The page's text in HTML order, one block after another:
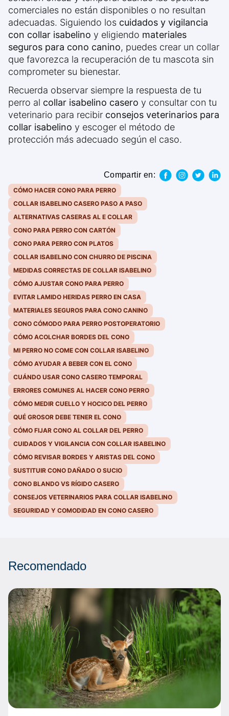
comerciales no están disponibles o no resultan
adecuadas. Siguiendo los cuidados y vigilancia
con collar isabelino y eligiendo materiales
seguros para cono canino, puedes crear un collar
que favorezca la recuperación de tu mascota sin
comprometer su bienestar.
Recuerda observar siempre la respuesta de tu
perro al collar isabelino casero y consultar con tu
veterinario para recibir consejos veterinarios para
collar isabelino y escoger el método de
protección más adecuado según el caso.
Compartir en:
CÓMO HACER CONO PARA PERRO
COLLAR ISABELINO CASERO PASO A PASO
ALTERNATIVAS CASERAS AL E COLLAR
CONO PARA PERRO CON CARTÓN
CONO PARA PERRO CON PLATOS
COLLAR ISABELINO CON CHURRO DE PISCINA
MEDIDAS CORRECTAS DE COLLAR ISABELINO
CÓMO AJUSTAR CONO PARA PERRO
EVITAR LAMIDO HERIDAS PERRO EN CASA
MATERIALES SEGUROS PARA CONO CANINO
CONO CÓMODO PARA PERRO POSTOPERATORIO
CÓMO ACOLCHAR BORDES DEL CONO
MI PERRO NO COME CON COLLAR ISABELINO
CÓMO AYUDAR A BEBER CON EL CONO
CUÁNDO USAR CONO CASERO TEMPORAL
ERRORES COMUNES AL HACER CONO PERRO
CÓMO MEDIR CUELLO Y HOCICO DEL PERRO
QUÉ GROSOR DEBE TENER EL CONO
CÓMO FIJAR CONO AL COLLAR DEL PERRO
CUIDADOS Y VIGILANCIA CON COLLAR ISABELINO
CÓMO REVISAR BORDES Y ARISTAS DEL CONO
SUSTITUIR CONO DAÑADO O SUCIO
CONO BLANDO VS RÍGIDO CASERO
CONSEJOS VETERINARIOS PARA COLLAR ISABELINO
SEGURIDAD Y COMODIDAD EN CONO CASERO
Recomendado